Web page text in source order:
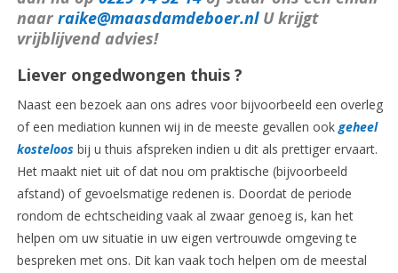
naar raike@maasdamdeboer.nl U krijgt
vrijblijvend advies!
Liever ongedwongen thuis ?
Naast een bezoek aan ons adres voor bijvoorbeeld een overleg
of een mediation kunnen wij in de meeste gevallen ookgeheel
kosteloos bij u thuis afspreken indien u dit als prettiger ervaart.
Het maakt niet uit of dat nou om praktische (bijvoorbeeld
afstand) of gevoelsmatige redenen is. Doordat de periode
rondom de echtscheiding vaak al zwaar genoeg is, kan het
helpen om uw situatie in uw eigen vertrouwde omgeving te
bespreken met ons. Dit kan vaak toch helpen om de meestal